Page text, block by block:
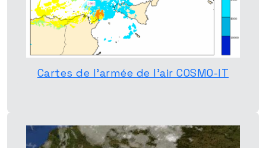
Cartes de l'armée de l'air COSMO-IT